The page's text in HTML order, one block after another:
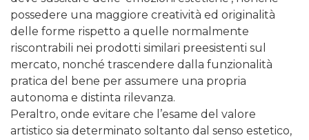
possedere una maggiore creatività ed originalità
delle forme rispetto a quelle normalmente
riscontrabili nei prodotti similari preesistenti sul
mercato, nonché trascendere dalla funzionalità
pratica del bene per assumere una propria
autonoma e distinta rilevanza.
Peraltro, onde evitare che l’esame del valore
artistico sia determinato soltanto dal senso estetico,